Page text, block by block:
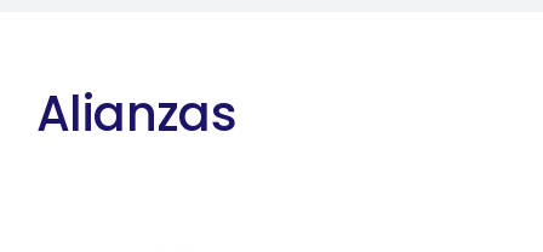
Alianzas